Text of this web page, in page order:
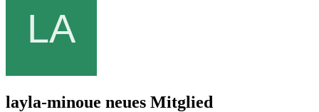
layla-minoue neues Mitglied